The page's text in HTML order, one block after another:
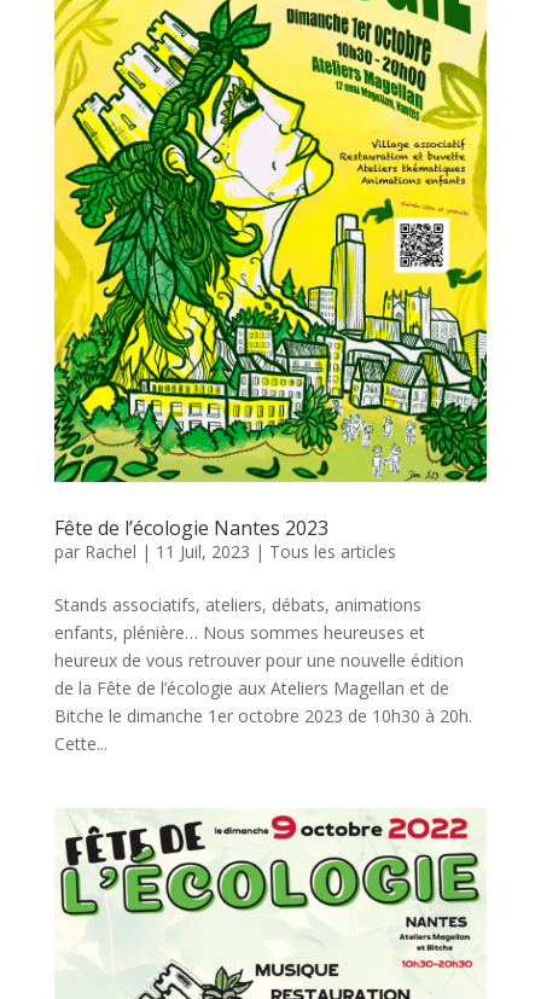
Fête de l’écologie Nantes 2023
par Rachel | 11 Juil, 2023 | Tous les articles
Stands associatifs, ateliers, débats, animations
enfants, plénière… Nous sommes heureuses et
heureux de vous retrouver pour une nouvelle édition
de la Fête de l’écologie aux Ateliers Magellan et de
Bitche le dimanche 1er octobre 2023 de 10h30 à 20h.
Cette...